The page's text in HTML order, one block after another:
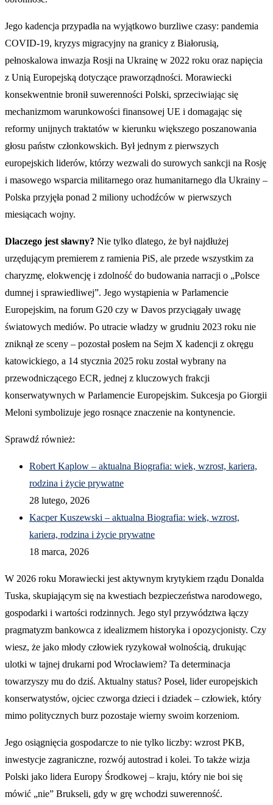
Jego kadencja przypadła na wyjątkowo burzliwe czasy: pandemia
COVID-19, kryzys migracyjny na granicy z Białorusią,
pełnoskalowa inwazja Rosji na Ukrainę w 2022 roku oraz napięcia
z Unią Europejską dotyczące praworządności. Morawiecki
konsekwentnie bronił suwerenności Polski, sprzeciwiając się
mechanizmom warunkowości finansowej UE i domagając się
reformy unijnych traktatów w kierunku większego poszanowania
głosu państw członkowskich. Był jednym z pierwszych
europejskich liderów, którzy wezwali do surowych sankcji na Rosję
i masowego wsparcia militarnego oraz humanitarnego dla Ukrainy –
Polska przyjęła ponad 2 miliony uchodźców w pierwszych
miesiącach wojny.
Dlaczego jest sławny? Nie tylko dlatego, że był najdłużej
urzędującym premierem z ramienia PiS, ale przede wszystkim za
charyzmę, elokwencję i zdolność do budowania narracji o „Polsce
dumnej i sprawiedliwej”. Jego wystąpienia w Parlamencie
Europejskim, na forum G20 czy w Davos przyciągały uwagę
światowych mediów. Po utracie władzy w grudniu 2023 roku nie
zniknął ze sceny – pozostał posłem na Sejm X kadencji z okręgu
katowickiego, a 14 stycznia 2025 roku został wybrany na
przewodniczącego ECR, jednej z kluczowych frakcji
konserwatywnych w Parlamencie Europejskim. Sukcesja po Giorgii
Meloni symbolizuje jego rosnące znaczenie na kontynencie.
Sprawdź również:
Robert Kaplow – aktualna Biografia: wiek, wzrost, kariera,
rodzina i życie prywatne
28 lutego, 2026
Kacper Kuszewski – aktualna Biografia: wiek, wzrost,
kariera, rodzina i życie prywatne
18 marca, 2026
W 2026 roku Morawiecki jest aktywnym krytykiem rządu Donalda
Tuska, skupiającym się na kwestiach bezpieczeństwa narodowego,
gospodarki i wartości rodzinnych. Jego styl przywództwa łączy
pragmatyzm bankowca z idealizmem historyka i opozycjonisty. Czy
wiesz, że jako młody człowiek ryzykował wolnością, drukując
ulotki w tajnej drukarni pod Wrocławiem? Ta determinacja
towarzyszy mu do dziś. Aktualny status? Poseł, lider europejskich
konserwatystów, ojciec czworga dzieci i dziadek – człowiek, który
mimo politycznych burz pozostaje wierny swoim korzeniom.
Jego osiągnięcia gospodarcze to nie tylko liczby: wzrost PKB,
inwestycje zagraniczne, rozwój autostrad i kolei. To także wizja
Polski jako lidera Europy Środkowej – kraju, który nie boi się
mówić „nie” Brukseli, gdy w grę wchodzi suwerenność.